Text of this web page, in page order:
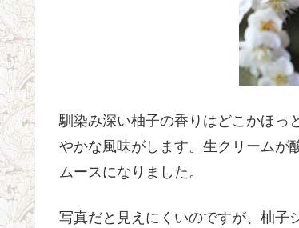
馴染み深い柚子の香りはどこかほっ
やかな風味がします。生クリームが
ムースになりました。
写真だと見えにくいのですが、柚子